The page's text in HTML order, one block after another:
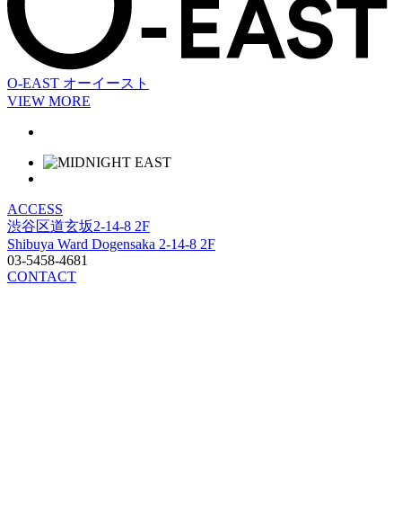
O-EAST オーイースト
VIEW MORE
ACCESS
渋谷区道玄坂2-14-8 2F
Shibuya Ward Dogensaka 2-14-8 2F
03-5458-4681
CONTACT